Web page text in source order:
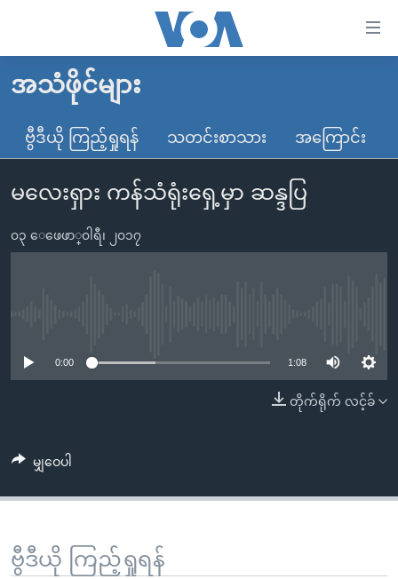
လွယ်ကူ
သည့်
များ
ပင်မ
ပင်မ
စာမျက်နှာ
ကျော်
ရန်
ရှာဖွေ
မူလစာမျက်နှာ
မြန်မာ
ကမ္ဘာ့သတင်းများ
နိုင်ငံတကာ
တရုတ်
ဗွီဒီယို
ရပ်ဝန်းတခု လမ်းတခု အလွန်
ရုပ်ရှင်ထဲက အင်္ဂလိပ်စာ
တီဗွီ
ရေဒီယို/တီဗွီအစီအစဉ်
ဗွီအိုအေ လူမှုကွန်ယက်များ
ဘာသာစကားများ
အသံဖိုင်များ
ဗွီဒီယို ကြည့်ရှုရန် သတင်းစာသား အကြောင်း
မလေးရှား ကန်သံရုံးရှေ့မှာ ဆန္ဒပြ
၀၃ ေဖေဖာ္၀ါရီ၊ ၂၀၁၇
0:00 1:08
တိုက်ရိုက် လင့်ခ်
မျှဝေပါ
ဗွီဒီယို ကြည့်ရှုရန်